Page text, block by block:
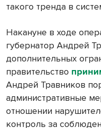
такого тренда в
Накануне в ходе
губернатор Андрей
дополнительных
правительство
Андрей Травников
административные
отношении
контроль за